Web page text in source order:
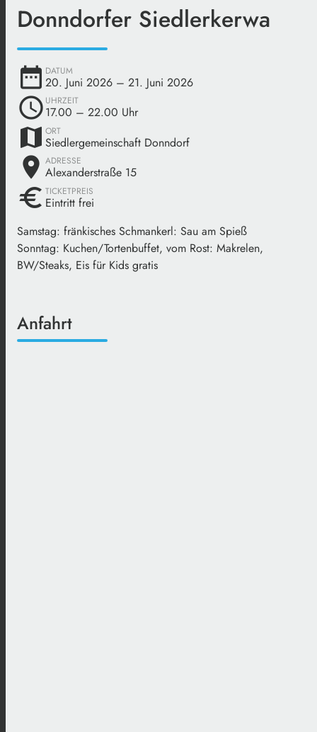
Donndorfer Siedlerkerwa
date_range DATUM
20. Juni 2026 – 21. Juni 2026
schedule UHRZEIT
17.00 – 22.00 Uhr
map ORT
Siedlergemeinschaft Donndorf
place ADRESSE
Alexanderstraße 15
euro TICKETPREIS
Eintritt frei
Samstag: fränkisches Schmankerl: Sau am Spieß
Sonntag: Kuchen/Tortenbuffet, vom Rost: Makrelen,
BW/Steaks, Eis für Kids gratis
Anfahrt